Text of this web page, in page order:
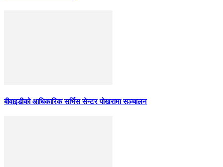
बीवाइडीको आधिकारिक सर्भिस सेन्टर पोखरामा सञ्चालन